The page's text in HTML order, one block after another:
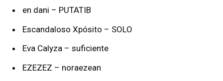
en dani – PUTATIB
Escandaloso Xpósito – SOLO
Eva Calyza – suficiente
EZEZEZ – noraezean